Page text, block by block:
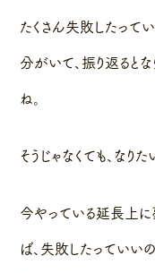
たくさん失敗したって
分がいて、振り返ると
ね。
そうじゃなくても、なり
今やっている延長上
ば、失敗したっていい